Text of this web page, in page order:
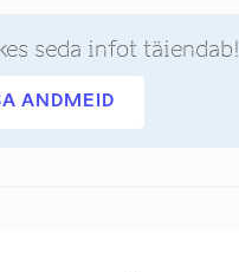
seda infot täiendab!
ANDMEID